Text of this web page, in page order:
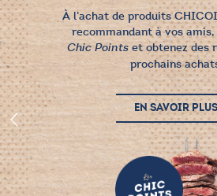
peuvent
être
choisies
sur
la
page
du
produit
À l’achat de produits
recommandant à vos
Chic Points et obtenez des
prochains
EN SAVOIR PLUS